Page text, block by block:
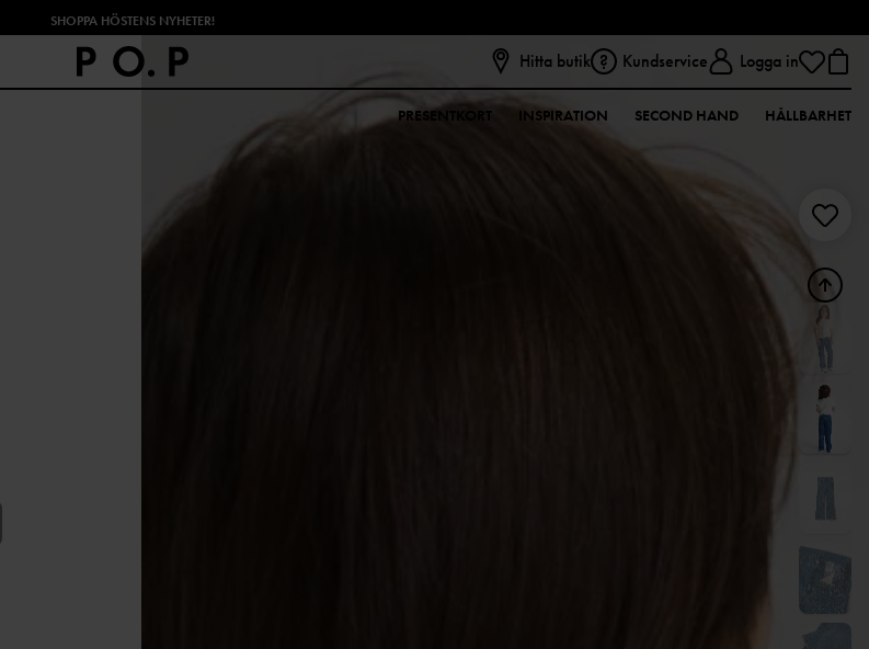
SHOPPA HÖSTENS NYHETER!
Hitta butik Kundservice Logga in
PRESENTKORT INSPIRATION SECOND HAND HÅLLBARHET